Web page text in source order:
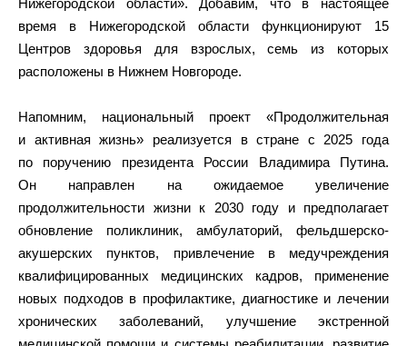
Нижегородской области». Добавим, что в настоящее
время в Нижегородской области функционируют 15
Центров здоровья для взрослых, семь из которых
расположены в Нижнем Новгороде.
Напомним, национальный проект «Продолжительная
и активная жизнь» реализуется в стране с 2025 года
по поручению президента России Владимира Путина.
Он направлен на ожидаемое увеличение
продолжительности жизни к 2030 году и предполагает
обновление поликлиник, амбулаторий, фельдшерско-
акушерских пунктов, привлечение в медучреждения
квалифицированных медицинских кадров, применение
новых подходов в профилактике, диагностике и лечении
хронических заболеваний, улучшение экстренной